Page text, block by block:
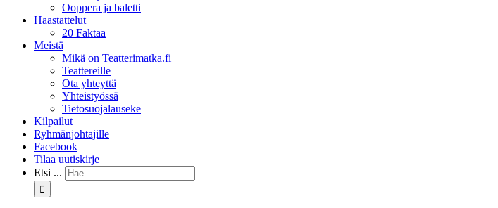
Ooppera ja baletti
Haastattelut
20 Faktaa
Meistä
Mikä on Teatterimatka.fi
Teattereille
Ota yhteyttä
Yhteistyössä
Tietosuojalauseke
Kilpailut
Ryhmänjohtajille
Facebook
Tilaa uutiskirje
Etsi ...